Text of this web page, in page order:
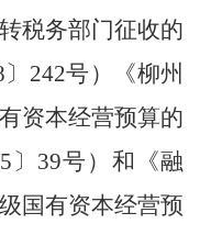
税务部门征收的
〕 242号）《柳州
资本经营预算的
〕 39号）和《融
国有资本经营预